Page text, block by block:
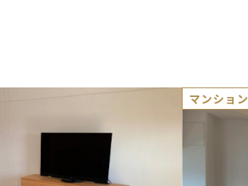
マンション